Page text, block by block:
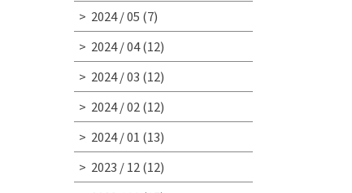
2024 / 05 (7)
2024 / 04(12)
2024 / 03 (12)
2024 / 02 (12)
2024 / 01 (13)
2023 / 12 (12)